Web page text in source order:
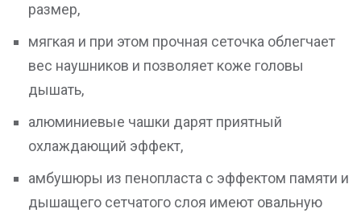
размер,
мягкая и при этом прочная сеточка облегчает
вес наушников и позволяет коже головы
дышать,
алюминиевые чашки дарят приятный
охлаждающий эффект,
амбушюры из пенопласта с эффектом памяти и
дышащего сетчатого слоя имеют овальную